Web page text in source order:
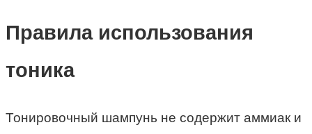
Правила использования
тоника
Тонировочный шампунь не содержит аммиак и